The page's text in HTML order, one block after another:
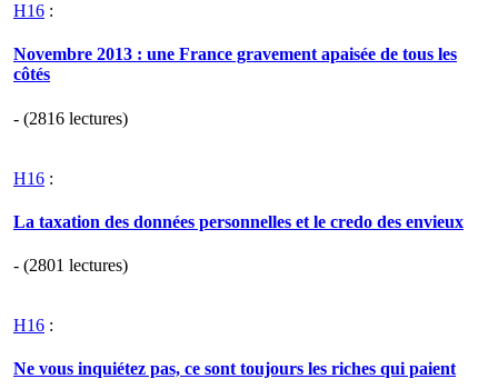
H16 :
Novembre 2013 : une France gravement apaisée de tous les
côtés
- (2816 lectures)
H16 :
La taxation des données personnelles et le credo des envieux
- (2801 lectures)
H16 :
Ne vous inquiétez pas, ce sont toujours les riches qui paient